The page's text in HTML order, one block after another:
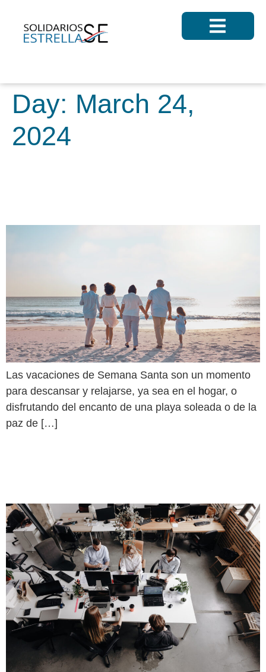
Day: March 24,
2024
Las vacaciones de Semana Santa son un momento
para descansar y relajarse, ya sea en el hogar, o
disfrutando del encanto de una playa soleada o de la
paz de […]